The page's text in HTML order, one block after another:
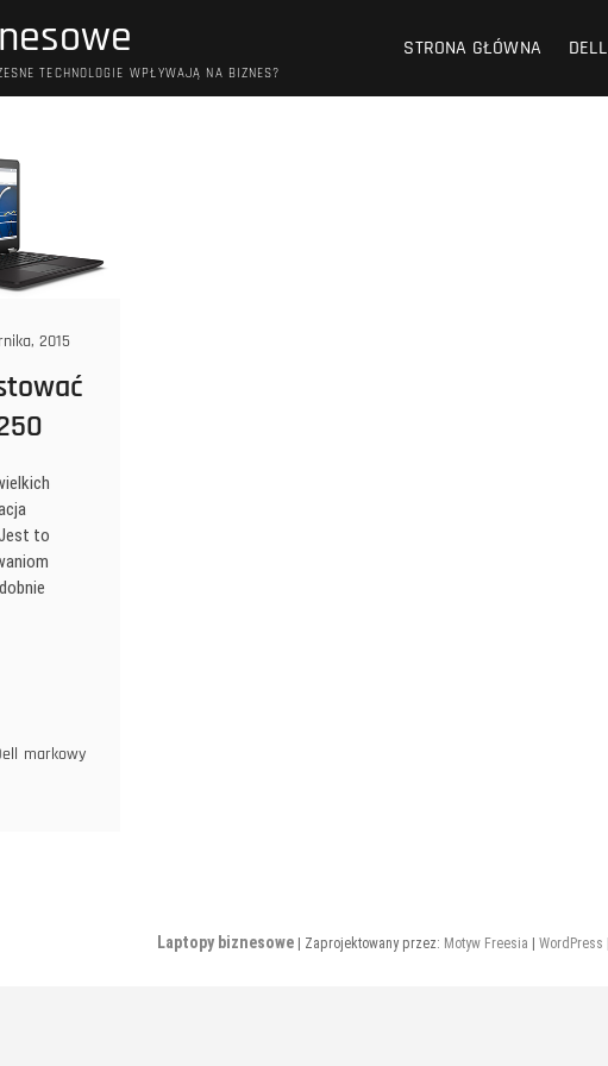
TECHNOLOGIE WPŁYWAJĄ NA BIZNES?
STRONA GŁÓWNA DELL
2015
to
markowy
Laptopy biznesowe| Zaprojektowany przez: Motyw Freesia WordPress